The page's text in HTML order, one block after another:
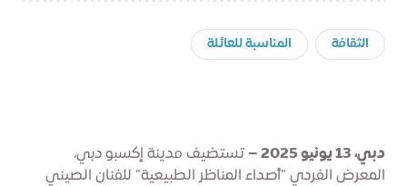
الثقافة المناسبة للعائلة
دبي، 13 يونيو 2025 –
تستضيف مدينة إكسبو دبي،
المعرض الفردي "أصداء المناظر الطبيعية" للفنان الصيني